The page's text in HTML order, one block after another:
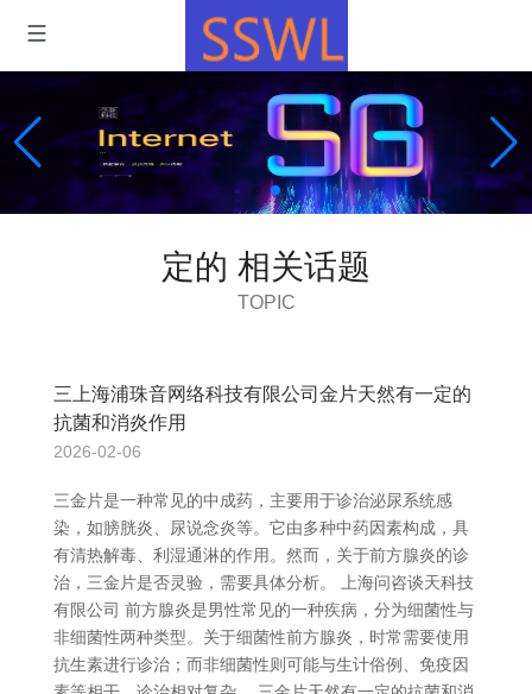
定的 相关话题
TOPIC
三上海浦珠音网络科技有限公司金片天然有一定的
抗菌和消炎作用
2026-02-06
三金片是一种常见的中成药，主要用于诊治泌尿系统感
染，如膀胱炎、尿说念炎等。它由多种中药因素构成，具
有清热解毒、利湿通淋的作用。然而，关于前方腺炎的诊
治，三金片是否灵验，需要具体分析。 上海问咨谈天科技
有限公司 前方腺炎是男性常见的一种疾病，分为细菌性与
非细菌性两种类型。关于细菌性前方腺炎，时常需要使用
抗生素进行诊治；而非细菌性则可能与生计俗例、免疫因